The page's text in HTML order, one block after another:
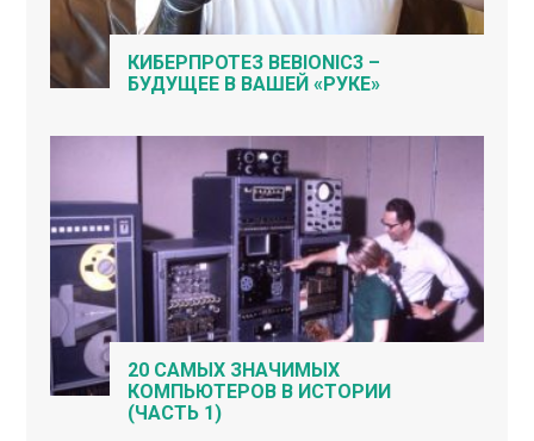
КИБЕРПРОТЕЗ BEBIONIC3 –
БУДУЩЕЕ В ВАШЕЙ «РУКЕ»
20 САМЫХ ЗНАЧИМЫХ
КОМПЬЮТЕРОВ В ИСТОРИИ
(ЧАСТЬ 1)